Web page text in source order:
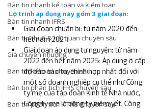
Bản tin nhanh kế toán và kiểm toán
Bản tin nhanh IFRS
Bản tin thuế & hải quan chuyên sâu
Giá chuyển nhượng
Bản tin kế toán chuyên sâu
Bản tin phân tích IFRS chuyên sâu
Bản tin phân tích KTNB chuyên sâu
Lộ trình áp dụng này gồm 3 giai đoạn:
Giai đoạn chuẩn bị: từ năm 2020 đến
hết năm 2021
Giai đoạn áp dụng tự nguyện: từ năm
2022 đến hết năm 2025: Áp dụng ở cấp
độ báo cáo tài chính hợp nhất đối với
một số doanh nghiệp cụ thể như Công
ty mẹ của tập đoàn kinh tế Nhà nước,
Công ty mẹ là công ty niêm yết, Công